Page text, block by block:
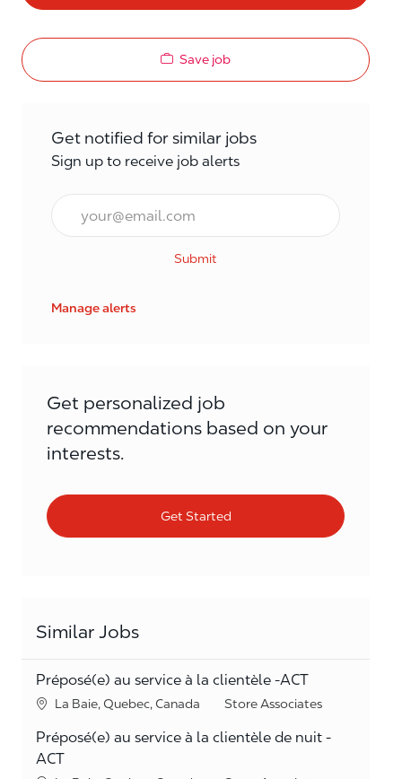
Save job
Get notified for similar jobs
Sign up to receive job alerts
Email*
Submit
Manage alerts
Get personalized job
recommendations based on your
interests.
Get Started
Similar Jobs
Préposé(e) au service à la clientèle -ACT
Location
La Baie, Quebec, Canada Category
Store Associates
Préposé(e) au service à la clientèle de nuit -
ACT